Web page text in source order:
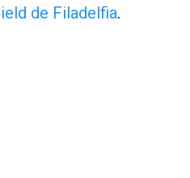
de Filadelfia.